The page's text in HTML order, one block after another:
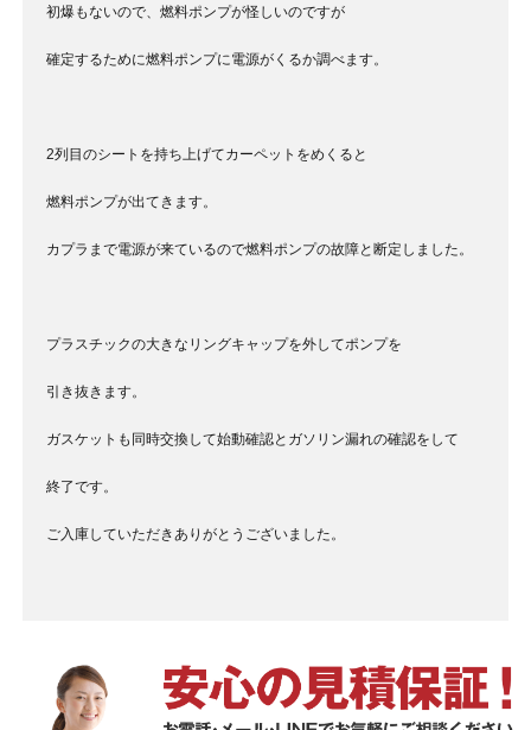
初爆もないので、燃料ポンプが怪しいのですが
確定するために燃料ポンプに電源がくるか調べます。
2列目のシートを持ち上げてカーペットをめくると
燃料ポンプが出てきます。
カプラまで電源が来ているので燃料ポンプの故障と断定しました。
プラスチックの大きなリングキャップを外してポンプを
引き抜きます。
ガスケットも同時交換して始動確認とガソリン漏れの確認をして
終了です。
ご入庫していただきありがとうございました。